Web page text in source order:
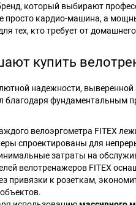
который выбирают
просто кардио-машина, а
тех, кто требует от
купить
надежности,
благодаря фундаментальным
велоэргометра FITEX
спроектированы для
затраты на
велотренажеров FITEX
привязки к розеткам,